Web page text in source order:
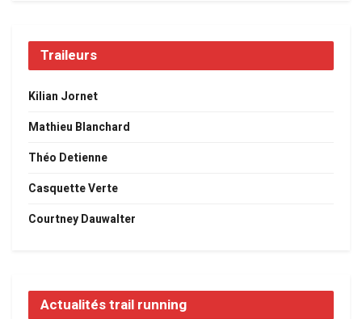
Traileurs
Kilian Jornet
Mathieu Blanchard
Théo Detienne
Casquette Verte
Courtney Dauwalter
Actualités trail running